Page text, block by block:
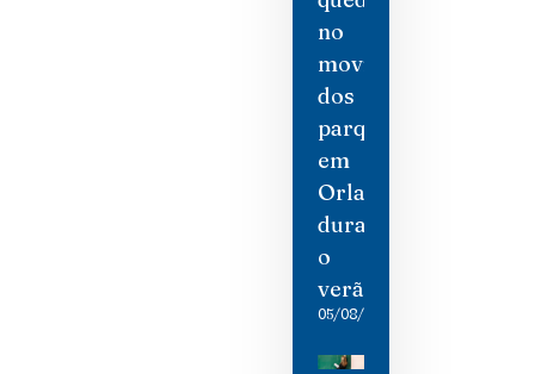
no
movimento
dos
parques
em
Orlando
durante
o
verão
05/08/2026